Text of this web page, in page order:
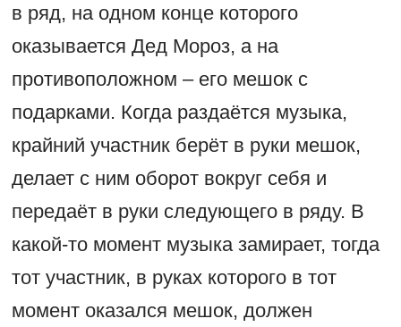
в ряд, на одном конце которого
оказывается Дед Мороз, а на
противоположном – его мешок с
подарками. Когда раздаётся музыка,
крайний участник берёт в руки мешок,
делает с ним оборот вокруг себя и
передаёт в руки следующего в ряду. В
какой-то момент музыка замирает, тогда
тот участник, в руках которого в тот
момент оказался мешок, должен